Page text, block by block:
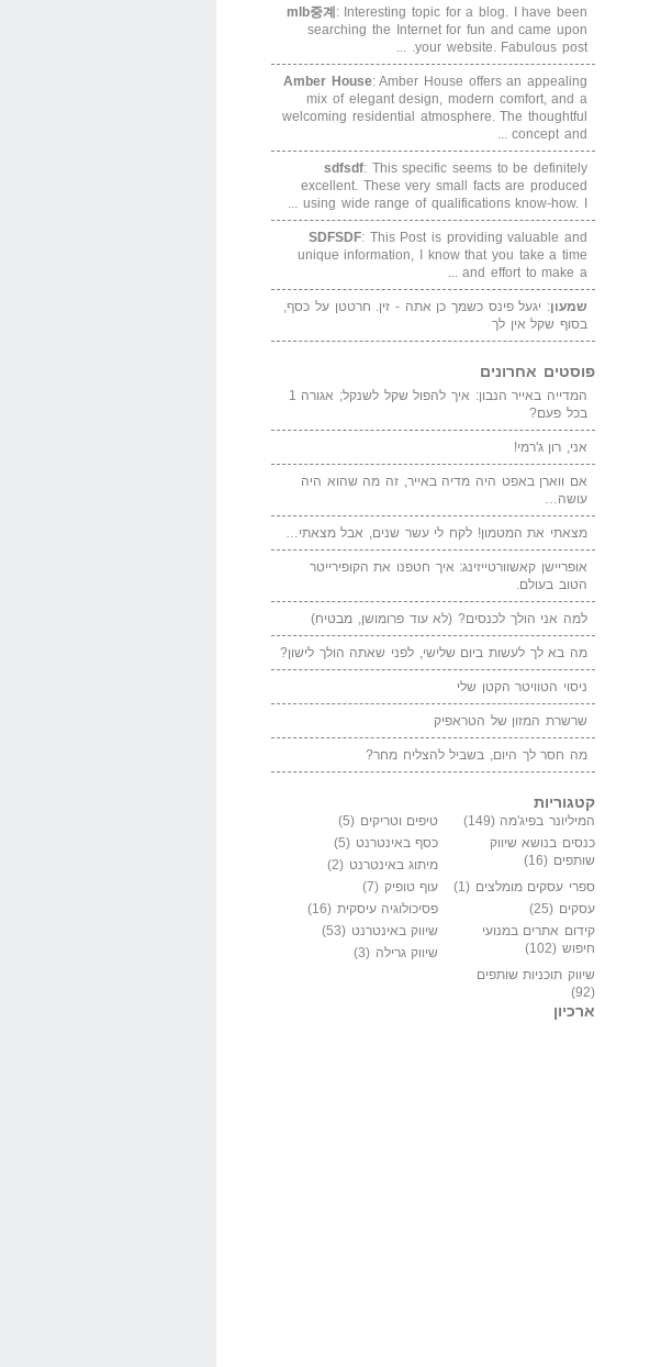
mlb중계 : Interesting topic for a blog. I have been
searching the Internet for fun and came upon
your website. Fabulous post. ...
Amber House: Amber House offers an appealing
mix of elegant design, modern comfort, and a
welcoming residential atmosphere. The thoughtful
concept and ...
sdfsdf: This specific seems to be definitely
excellent. These very small facts are produced
using wide range of qualifications know-how. I ...
SDFSDF: This Post is providing valuable and
unique information, I know that you take a time
and effort to make a ...
שמעון: יגעל פינס כשמך כן אתה - זין. חרטטן על כסף,
בסוף שקל אין לך
פוסטים אחרונים
המדייה באייר הנבון: איך להפול שקל לשנקל; אגורה 1
בכל פעם?
אני, רון ג'רמי!
אם ווארן באפט היה מדיה באייר, זה מה שהוא היה
עושה…
מצאתי את המטמון! לקח לי עשר שנים, אבל מצאתי…
אופריישן קאשוורטייזינג: איך חטפנו את הקופירייטר
הטוב בעולם.
למה אני הולך לכנסים? (לא עוד פרומושן, מבטיח)
מה בא לך לעשות ביום שלישי, לפני שאתה הולך לישון?
ניסוי הטוויטר הקטן שלי
שרשרת המזון של הטראפיק
מה חסר לך היום, בשביל להצליח מחר?
קטגוריות
המיליונר בפיג'מה (149) טיפים וטריקים (5)
כנסים בנושא שיווק
שותפים (16)
כסף באינטרנט (5)
מיתוג באינטרנט (2)
ספרי עסקים מומלצים (1) עוף טופיק (7)
עסקים (25) פסיכולוגיה עיסקית (16)
קידום אתרים במנועי
חיפוש (102)
שיווק באינטרנט (53)
שיווק גרילה (3)
שיווק תוכניות שותפים
(92)
ארכיון